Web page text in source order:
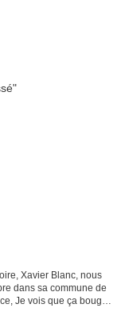
Xavier Blanc, nous
dans sa commune de
Je vois que ça bouge